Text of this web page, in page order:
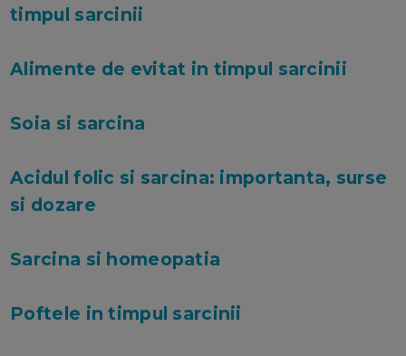
timpul sarcinii
Alimente de evitat in timpul sarcinii
Soia si sarcina
Acidul folic si sarcina: importanta, surse
si dozare
Sarcina si homeopatia
Poftele in timpul sarcinii